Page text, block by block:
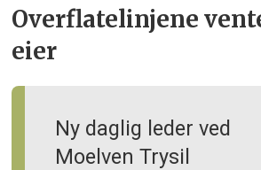
Overflate­linjene
eier
Ny daglig leder ved
Moelven Trysil